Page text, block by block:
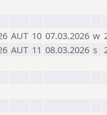
AUT 10 07.03.2026 w
AUT 11 08.03.2026 s